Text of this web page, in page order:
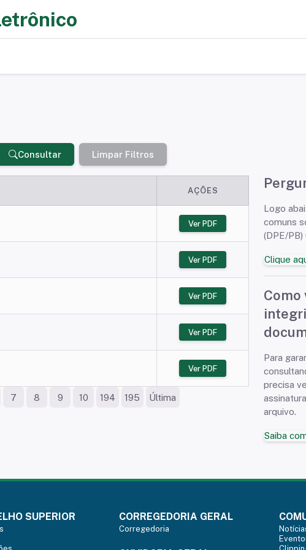
Consultar Limpar Filtros
AÇÕES
Ver PDF
Ver PDF
Ver PDF
Ver PDF
Ver PDF
7 8 9 10 194 195 Última
Logo
comuns
(DPE/
Clique
Como
Para
precisa
arquivo.
Saiba
SUPERIOR CORREGEDORIA GERAL
Corregedoria